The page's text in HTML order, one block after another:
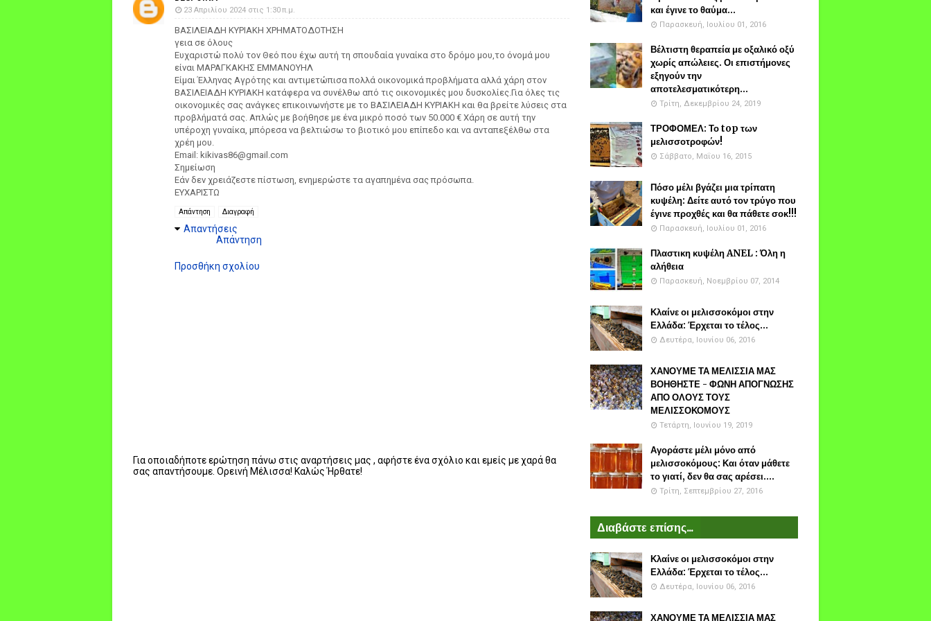
23 Απριλίου 2024 στις 1:30 π.μ.
ΒΑΣΙΛΕΙΑΔΗ ΚΥΡΙΑΚΗ ΧΡΗΜΑΤΟΔΟΤΗΣΗ
γεια σε όλους
Ευχαριστώ πολύ τον Θεό που έχω αυτή τη σπουδαία γυναίκα στο δρόμο μου,το όνομά μου
είναι ΜΑΡΑΓΚΑΚΗΣ ΕΜΜΑΝΟΥΗΛ
Είμαι Έλληνας Αγρότης και αντιμετώπισα πολλά οικονομικά προβλήματα αλλά χάρη στον
ΒΑΣΙΛΕΙΑΔΗ ΚΥΡΙΑΚΗ κατάφερα να συνέλθω από τις οικονομικές μου δυσκολίες.Για όλες τις
οικονομικές σας ανάγκες επικοινωνήστε με το ΒΑΣΙΛΕΙΑΔΗ ΚΥΡΙΑΚΗ και θα βρείτε λύσεις στα
προβλήματά σας. Απλώς με βοήθησε με ένα μικρό ποσό των 50.000 € Χάρη σε αυτή την
υπέροχη γυναίκα, μπόρεσα να βελτιώσω το βιοτικό μου επίπεδο και να ανταπεξέλθω στα
χρέη μου.
Email: kikivas86@gmail.com
Σημείωση
Εάν δεν χρειάζεστε πίστωση, ενημερώστε τα αγαπημένα σας πρόσωπα.
ΕΥΧΑΡΙΣΤΩ
Απάντηση Διαγραφή
Απαντήσεις
Απάντηση
Προσθήκη σχολίου
Για οποιαδήποτε ερώτηση πάνω στις αναρτήσεις μας , αφήστε ένα σχόλιο και εμείς με χαρά θα
σας απαντήσουμε. Ορεινή Μέλισσα! Καλώς Ήρθατε!
και έγινε το θαύμα...
Παρασκευή, Ιουλίου 01, 2016
Βέλτιστη θεραπεία με οξαλικό οξύ
χωρίς απώλειες. Οι επιστήμονες
εξηγούν την
αποτελεσματικότερη...
Τρίτη, Δεκεμβρίου 24, 2019
ΤΡΟΦΟΜΕΛ: Το top των
μελισσοτροφών!
Σάββατο, Μαΐου 16, 2015
Πόσο μέλι βγάζει μια τρίπατη
κυψέλη: Δείτε αυτό τον τρύγο που
έγινε προχθές και θα πάθετε σοκ!!!
Παρασκευή, Ιουλίου 01, 2016
Πλαστικη κυψέλη ANEL : Όλη η
αλήθεια
Παρασκευή, Νοεμβρίου 07, 2014
Κλαίνε οι μελισσοκόμοι στην
Ελλάδα: Έρχεται το τέλος...
Δευτέρα, Ιουνίου 06, 2016
ΧΑΝΟΥΜΕ ΤΑ ΜΕΛΙΣΣΙΑ ΜΑΣ
ΒΟΗΘΗΣΤΕ - ΦΩΝΗ ΑΠΟΓΝΩΣΗΣ
ΑΠΟ ΟΛΟΥΣ ΤΟΥΣ
ΜΕΛΙΣΣΟΚΟΜΟΥΣ
Τετάρτη, Ιουνίου 19, 2019
Αγοράστε μέλι μόνο από
μελισσοκόμους: Και όταν μάθετε
το γιατί, δεν θα σας αρέσει....
Τρίτη, Σεπτεμβρίου 27, 2016
Διαβάστε επίσης...
Κλαίνε οι μελισσοκόμοι στην
Ελλάδα: Έρχεται το τέλος...
Δευτέρα, Ιουνίου 06, 2016
ΧΑΝΟΥΜΕ ΤΑ ΜΕΛΙΣΣΙΑ ΜΑΣ